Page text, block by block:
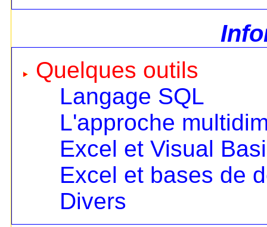
Quelques outils
Langage SQL
L'approche
Excel et Visual
Excel et bases de
Divers